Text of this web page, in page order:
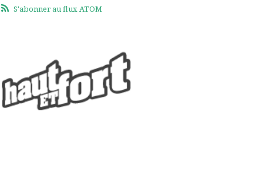
S'abonner au flux ATOM